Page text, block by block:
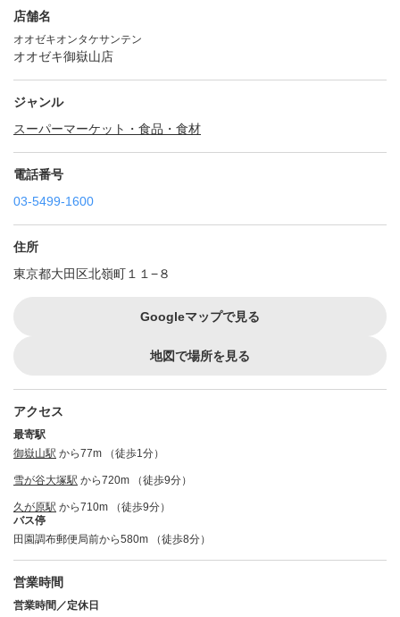
店舗名
オオゼキオンタケサンテン
オオゼキ御嶽山店
ジャンル
スーパーマーケット・食品・食材
電話番号
03-5499-1600
住所
東京都大田区北嶺町１１−８
Googleマップで見る
地図で場所を見る
アクセス
最寄駅
御嶽山駅 から77m （徒歩1分）
雪が谷大塚駅 から720m （徒歩9分）
久が原駅 から710m （徒歩9分）
バス停
田園調布郵便局前から580m （徒歩8分）
営業時間
営業時間／定休日